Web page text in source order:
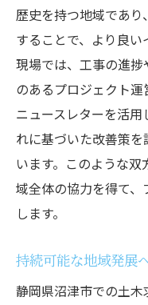
歴史を持つ地域であ
することで、より良い
現場では、工事の進
のあるプロジェクト
ニュースレターを活
れに基づいた改善策
います。このような
域全体の協力を得て
します。
持続可能な地域発展
静岡県沼津市での土